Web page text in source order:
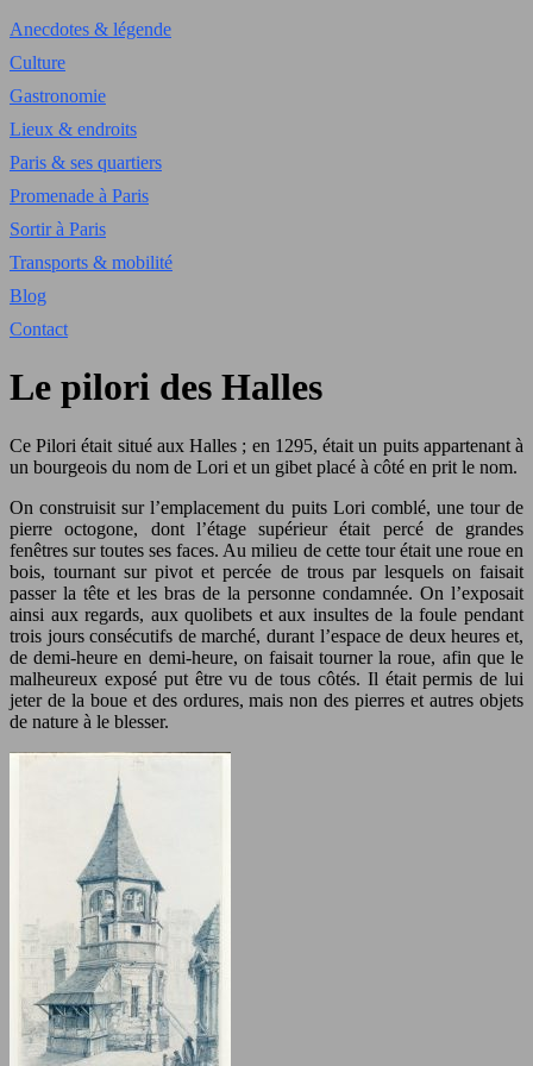
Anecdotes & légende
Culture
Gastronomie
Lieux & endroits
Paris & ses quartiers
Promenade à Paris
Sortir à Paris
Transports & mobilité
Blog
Contact
Le pilori des Halles
Ce Pilori était situé aux Halles ; en 1295, était un puits appartenant à
un bourgeois du nom de Lori et un gibet placé à côté en prit le nom.
On construisit sur l’emplacement du puits Lori comblé, une tour de
pierre octogone, dont l’étage supérieur était percé de grandes
fenêtres sur toutes ses faces. Au milieu de cette tour était une roue en
bois, tournant sur pivot et percée de trous par lesquels on faisait
passer la tête et les bras de la personne condamnée. On l’exposait
ainsi aux regards, aux quolibets et aux insultes de la foule pendant
trois jours consécutifs de marché, durant l’espace de deux heures et,
de demi-heure en demi-heure, on faisait tourner la roue, afin que le
malheureux exposé put être vu de tous côtés. Il était permis de lui
jeter de la boue et des ordures, mais non des pierres et autres objets
de nature à le blesser.